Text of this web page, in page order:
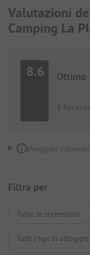
Valutazioni
Camping La
8.6 Ottimo
8
Maggiori
Filtra per